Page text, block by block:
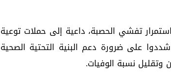
تفشي الحصبة، داعية إلى حملات توعية
على ضرورة دعم البنية التحتية الصحية
وتقليل نسبة الوفيات.